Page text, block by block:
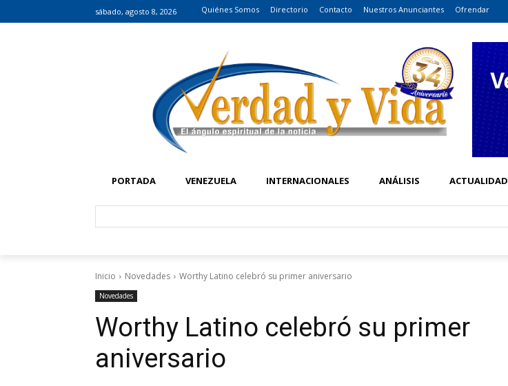
sábado, agosto 8, 2026 Quiénes Somos Directorio Contacto Nuestros Anunciantes Ofrendar
PORTADA VENEZUELA INTERNACIONALES ANÁLISIS ACTUALIDAD
Inicio Novedades Worthy Latino celebró su primer aniversario
Novedades
Worthy Latino celebró su primer
aniversario